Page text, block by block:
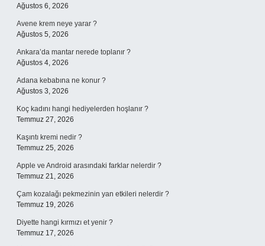
Ağustos 6, 2026
Avene krem neye yarar ?
Ağustos 5, 2026
Ankara’da mantar nerede toplanır ?
Ağustos 4, 2026
Adana kebabına ne konur ?
Ağustos 3, 2026
Koç kadını hangi hediyelerden hoşlanır ?
Temmuz 27, 2026
Kaşıntı kremi nedir ?
Temmuz 25, 2026
Apple ve Android arasındaki farklar nelerdir ?
Temmuz 21, 2026
Çam kozalağı pekmezinin yan etkileri nelerdir ?
Temmuz 19, 2026
Diyette hangi kırmızı et yenir ?
Temmuz 17, 2026